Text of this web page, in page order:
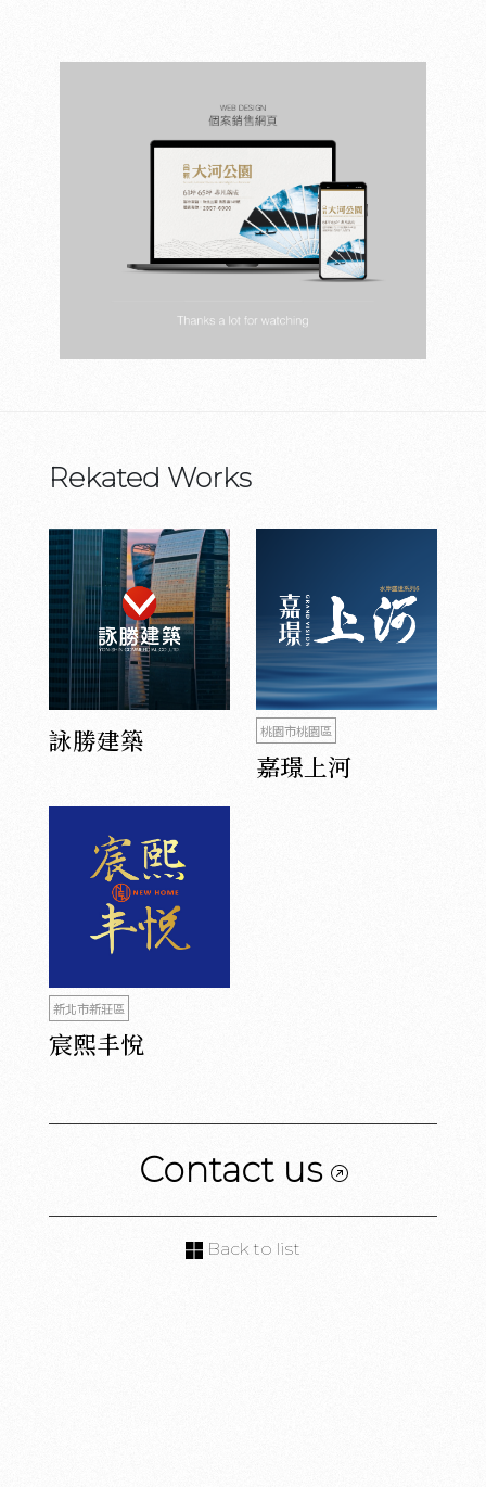
Rekated Works
詠勝建築 桃園市桃園區
嘉璟上河
新北市新莊區
宸熙丰悅
Contact us
Back to list